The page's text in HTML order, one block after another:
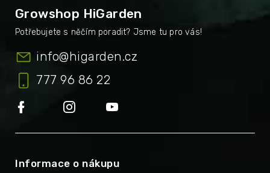
Growshop HiGarden
info@higarden.cz
777 96 86 22
Informace o nákupu